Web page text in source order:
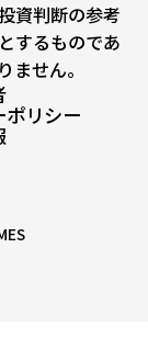
資判断の参考
するものであ
ません。
ポリシー